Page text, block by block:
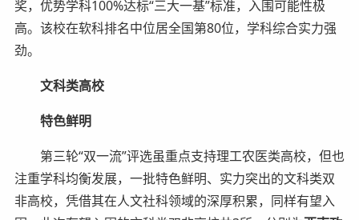
奖，优势学科100%达标“三大一基”标准，入围可能性极
高。该校在软科排名中位居全国第80位，学科综合实力强
劲。
文科类高校
特色鲜明
第三轮“双一流”评选虽重点支持理工农医类高校，但也
注重学科均衡发展，一批特色鲜明、实力突出的文科类双
非高校，凭借其在人文社科领域的深厚积累，同样有望入